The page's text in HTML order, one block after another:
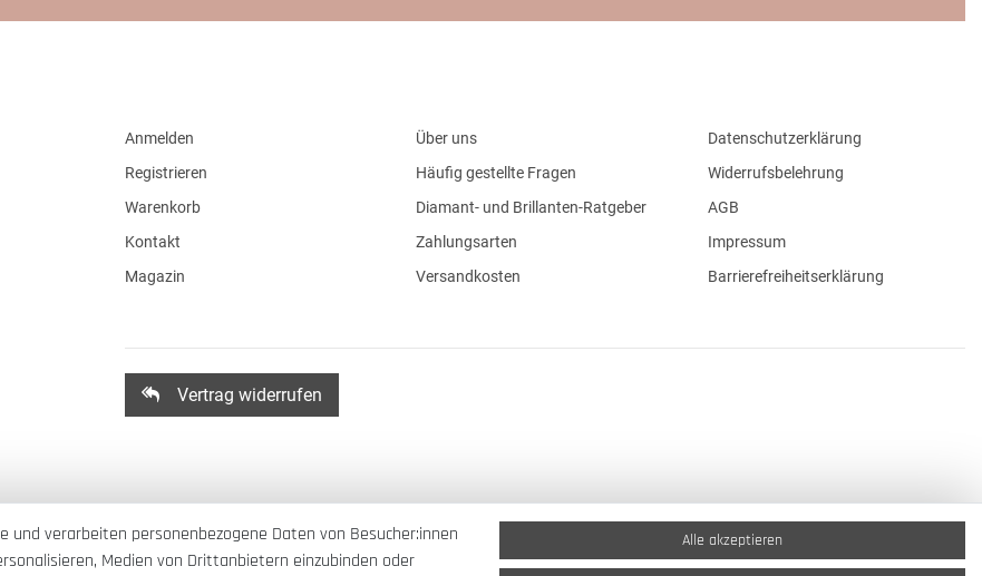
Anmelden
Registrieren
Warenkorb
Kontakt
Magazin
Über uns
Häufig gestellte Fragen
Diamant- und Brillanten-Ratgeber
Zahlungsarten
Versandkosten
Datenschutzerklärung
Widerrufsbelehrung
AGB
Impressum
Barrierefreiheitserklärung
Vertrag widerrufen
verarbeiten personenbezogene Daten von Besucher:innen
Medien von Drittanbietern einzubinden oder
Alle akzeptieren